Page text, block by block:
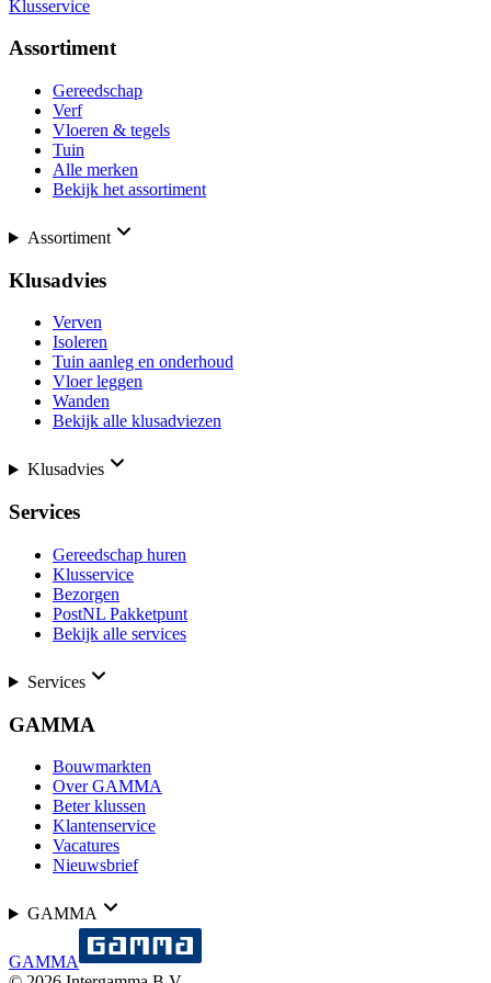
Klusservice
Assortiment
Gereedschap
Verf
Vloeren & tegels
Tuin
Alle merken
Bekijk het assortiment
Assortiment
Klusadvies
Verven
Isoleren
Tuin aanleg en onderhoud
Vloer leggen
Wanden
Bekijk alle klusadviezen
Klusadvies
Services
Gereedschap huren
Klusservice
Bezorgen
PostNL Pakketpunt
Bekijk alle services
Services
GAMMA
Bouwmarkten
Over GAMMA
Beter klussen
Klantenservice
Vacatures
Nieuwsbrief
GAMMA
GAMMA